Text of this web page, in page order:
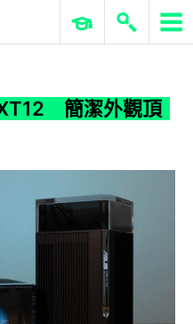
ERP 與商業 AI
簡潔外觀頂